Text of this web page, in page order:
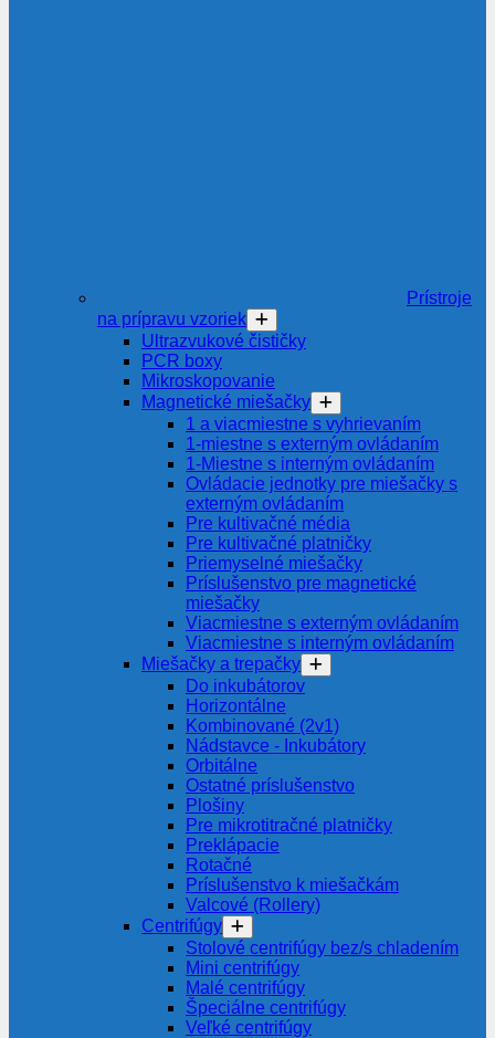
Prístroje
na prípravu vzoriek
Ultrazvukové čističky
PCR boxy
Mikroskopovanie
Magnetické miešačky
1 a viacmiestne s vyhrievaním
1-miestne s externým ovládaním
1-Miestne s interným ovládaním
Ovládacie jednotky pre miešačky s
externým ovládaním
Pre kultivačné média
Pre kultivačné platničky
Priemyselné miešačky
Príslušenstvo pre magnetické
miešačky
Viacmiestne s externým ovládaním
Viacmiestne s interným ovládaním
Miešačky a trepačky
Do inkubátorov
Horizontálne
Kombinované (2v1)
Nádstavce - Inkubátory
Orbitálne
Ostatné príslušenstvo
Plošiny
Pre mikrotitračné platničky
Preklápacie
Rotačné
Príslušenstvo k miešačkám
Valcové (Rollery)
Centrifúgy
Stolové centrifúgy bez/s chladením
Mini centrifúgy
Malé centrifúgy
Špeciálne centrifúgy
Veľké centrifúgy